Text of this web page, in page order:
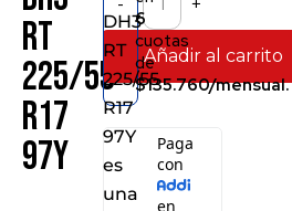
RT
225/55
R17
97Y
Añadir al carrito
6
cuotas
de
$135.760/mensual.
DH3
RT
225/55
R17
97Y
es
una